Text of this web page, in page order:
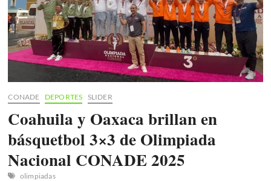
INDEPENDENCIA
CONADE DEPORTES SLIDER
Coahuila y Oaxaca brillan en
básquetbol 3×3 de Olimpiada
Nacional CONADE 2025
olimpiadas